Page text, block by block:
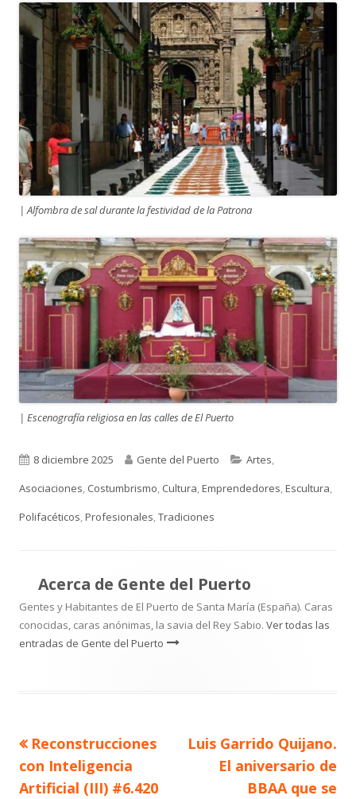
| Alfombra de sal durante la festividad de la Patrona
| Escenografía religiosa en las calles de El Puerto
Publicado
el
8 diciembre 2025 Autor
Gente del Puerto Categorías
Artes,
Asociaciones, Costumbrismo, Cultura,Emprendedores,Escultura,
Polifacéticos,Profesionales,Tradiciones
Acerca de Gente del Puerto
Gentes y Habitantes de El Puerto de Santa María (España). Caras
conocidas, caras anónimas, la savia del Rey Sabio. Ver todas las
entradas de Gente del Puerto
Navegación
de
Artículo
anterior
Reconstrucciones
con Inteligencia
Artificial (III) #6.420
Artículo
siguiente
Luis Garrido Quijano.
El aniversario de
BBAA que se